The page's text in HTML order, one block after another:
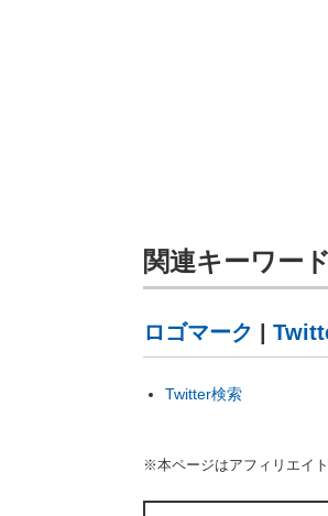
関連キーワード
ロゴマーク
Twitter検索
※本ページはアフィリエイ